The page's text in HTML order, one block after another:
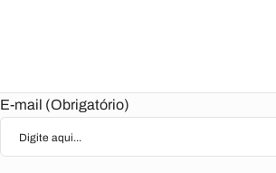
E-mail (Obrigatório)